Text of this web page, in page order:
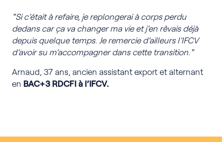
"Si c’était à refaire, je replongerai à corps perdu
dedans car ça va changer ma vie et j’en rêvais déjà
depuis quelque temps. Je remercie d’ailleurs l’IFCV
d’avoir su m’accompagner dans cette transition."
Arnaud, 37 ans, ancien assistant export et alternant
en BAC+3 RDCFI à l’IFCV.